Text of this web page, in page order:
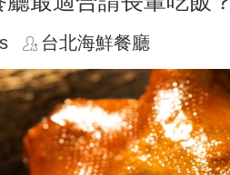
台北海鮮餐廳